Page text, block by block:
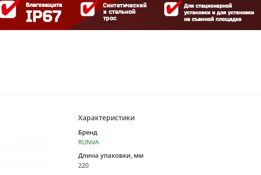
Характеристики
Бренд
RUNVA
Длина упаковки, мм
220